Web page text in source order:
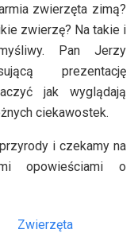
zwierzęta zimą?
zwierzę? Na takie i
Pan Jerzy
prezentację
jak wyglądają
ciekawostek.
i czekamy na
opowieściami o
Zwierzęta